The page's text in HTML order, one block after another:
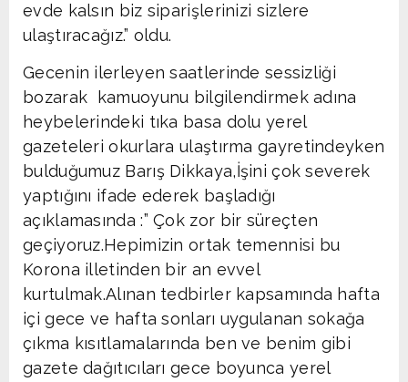
evde kalsın biz siparişlerinizi sizlere
ulaştıracağız.” oldu.
Gecenin ilerleyen saatlerinde sessizliği
bozarak kamuoyunu bilgilendirmek adına
heybelerindeki tıka basa dolu yerel
gazeteleri okurlara ulaştırma gayretindeyken
bulduğumuz Barış Dikkaya,İşini çok severek
yaptığını ifade ederek başladığı
açıklamasında :” Çok zor bir süreçten
geçiyoruz.Hepimizin ortak temennisi bu
Korona illetinden bir an evvel
kurtulmak.Alınan tedbirler kapsamında hafta
içi gece ve hafta sonları uygulanan sokağa
çıkma kısıtlamalarında ben ve benim gibi
gazete dağıtıcıları gece boyunca yerel